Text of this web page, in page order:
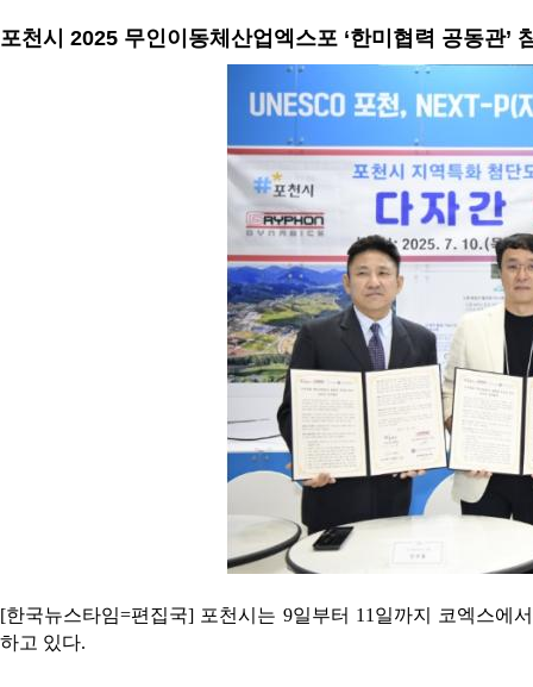
포천시 2025 무인이동체산업엑스포 ‘한미협력 공동관’
[한국뉴스타임=편집국] 포천시는 9일부터 11일까지 코엑스에
하고 있다.